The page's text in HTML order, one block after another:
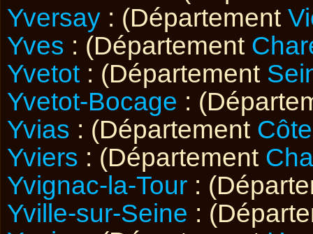
Yversay : (Département
Yves : (Département
Yvetot : (Département
Yvetot-Bocage :
Yvias : (Département
Yviers : (Département
Yvignac-la-Tour :
Yville-sur-Seine :